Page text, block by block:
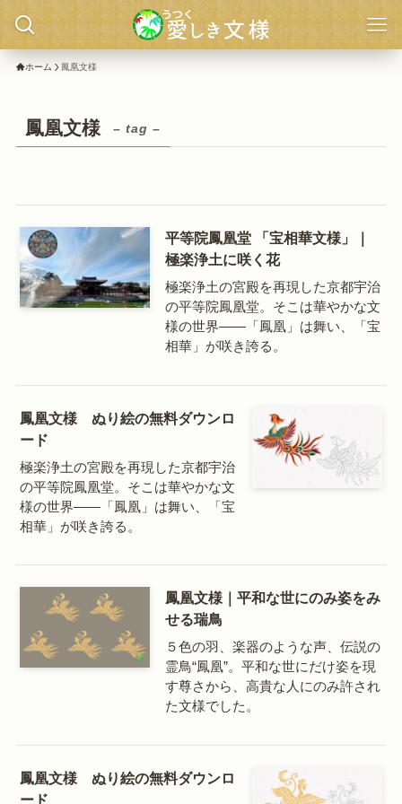
ホーム 鳳凰文様
鳳凰文様 – tag –
平等院鳳凰堂 「宝相華文様」｜
極楽浄土に咲く花
極楽浄土の宮殿を再現した京都宇治
の平等院鳳凰堂。そこは華やかな文
様の世界——「鳳凰」は舞い、「宝
相華」が咲き誇る。
鳳凰文様 ぬり絵の無料ダウンロ
ード
極楽浄土の宮殿を再現した京都宇治
の平等院鳳凰堂。そこは華やかな文
様の世界——「鳳凰」は舞い、「宝
相華」が咲き誇る。
鳳凰文様｜平和な世にのみ姿をみ
せる瑞鳥
５色の羽、楽器のような声、伝説の
霊鳥“鳳凰”。平和な世にだけ姿を現
す尊さから、高貴な人にのみ許され
た文様でした。
鳳凰文様 ぬり絵の無料ダウンロ
ード